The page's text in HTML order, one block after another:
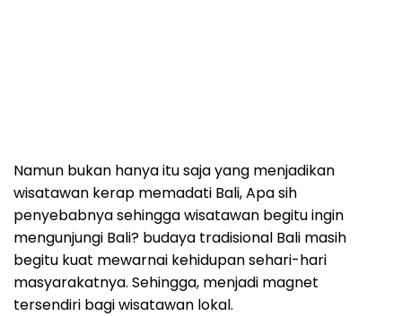
Namun bukan hanya itu saja yang menjadikan
wisatawan kerap memadati Bali, Apa sih
penyebabnya sehingga wisatawan begitu ingin
mengunjungi Bali? budaya tradisional Bali masih
begitu kuat mewarnai kehidupan sehari-hari
masyarakatnya. Sehingga, menjadi magnet
tersendiri bagi wisatawan lokal.